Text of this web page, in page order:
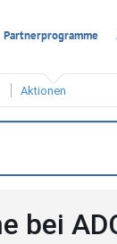
Partnerprogramme
Aktionen
bei